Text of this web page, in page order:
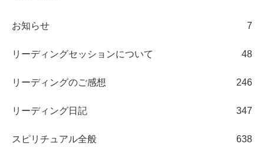
お知らせ 7
リーディングセッションについて 48
リーディングのご感想 246
リーディング日記 347
スピリチュアル全般 638